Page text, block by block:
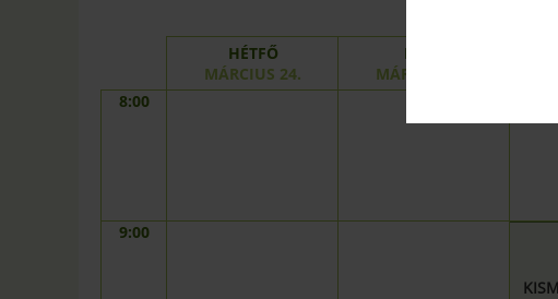
8:00
9:00
HÉTFŐ
MÁRCIUS 24.
KEDD
MÁRCIUS 25.